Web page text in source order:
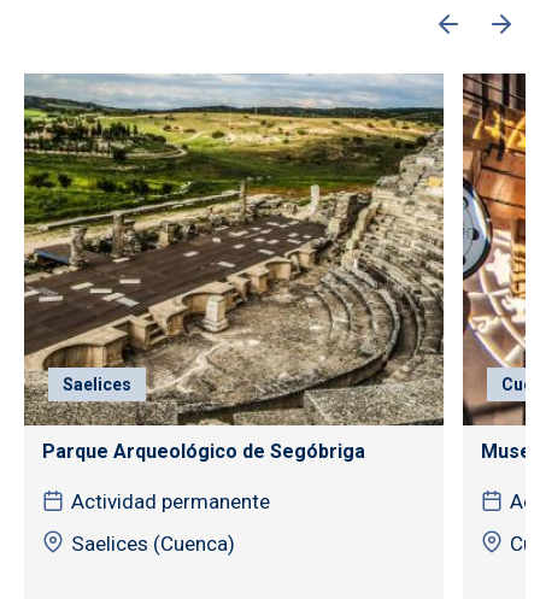
Saelices
Parque Arqueológico de Segóbriga
Actividad permanente
Saelices (Cuenca)